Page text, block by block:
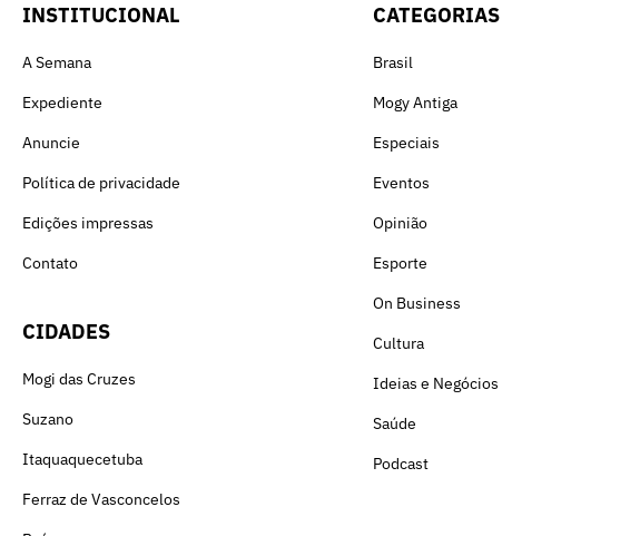
INSTITUCIONAL
A Semana
Expediente
Anuncie
Política de privacidade
Edições impressas
Contato
CIDADES
Mogi das Cruzes
Suzano
Itaquaquecetuba
Ferraz de Vasconcelos
CATEGORIAS
Brasil
Mogy Antiga
Especiais
Eventos
Opinião
Esporte
On Business
Cultura
Ideias e Negócios
Saúde
Podcast